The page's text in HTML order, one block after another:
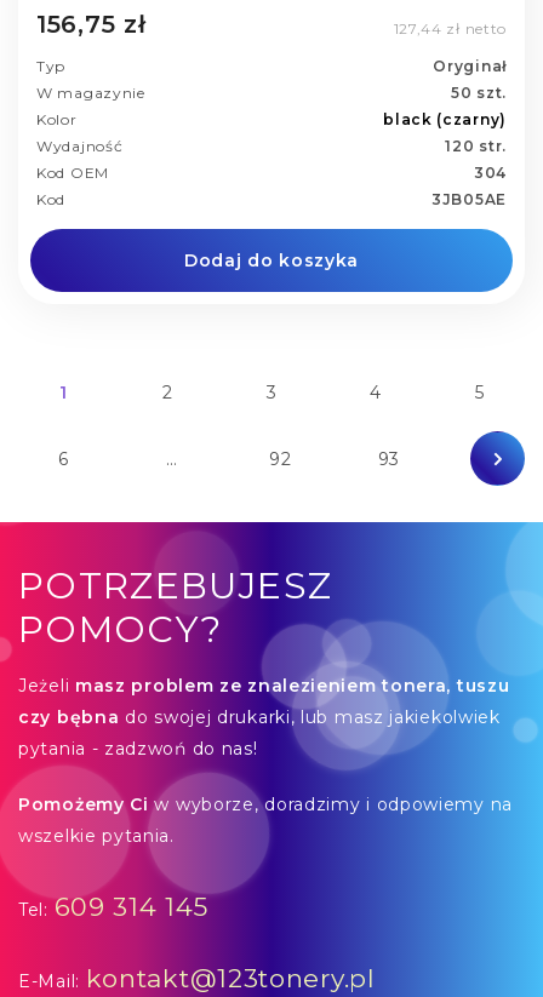
156,75 zł 127,44 zł netto
Typ
Oryginał
W magazynie
50 szt.
Kolor
black (czarny)
Wydajność
120 str.
Kod OEM
304
Kod
3JB05AE
Dodaj do koszyka
1 2 3 4 5
6 … 92 93
POTRZEBUJESZ
POMOCY?
Jeżeli masz problem ze znalezieniem tonera, tuszu
czy bębna do swojej drukarki, lub masz jakiekolwiek
pytania - zadzwoń do nas!
Pomożemy Ci w wyborze, doradzimy i odpowiemy na
wszelkie pytania.
Tel: 609 314 145
E-Mail: kontakt@123tonery.pl